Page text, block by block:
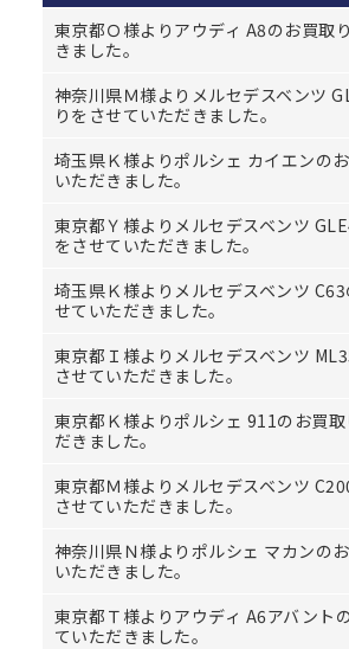
東京都Ｏ様よりアウディ A8のお買取
きました。
神奈川県Ｍ様よりメルセデスベンツ
りをさせていただきました。
埼玉県Ｋ様よりポルシェ カイエンの
いただきました。
東京都Ｙ様よりメルセデスベンツ
をさせていただきました。
埼玉県Ｋ様よりメルセデスベンツ
せていただきました。
東京都Ｉ様よりメルセデスベンツ
させていただきました。
東京都Ｋ様よりポルシェ 911のお買
だきました。
東京都Ｍ様よりメルセデスベンツ
させていただきました。
神奈川県Ｎ様よりポルシェ マカンの
いただきました。
東京都Ｔ様よりアウディ A6アバント
ていただきました。